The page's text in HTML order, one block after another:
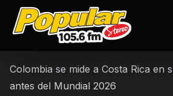
Inicio
Noticias
Las 20
Programación
Contacto
Colombia se mide a Costa Rica en
antes del Mundial 2026